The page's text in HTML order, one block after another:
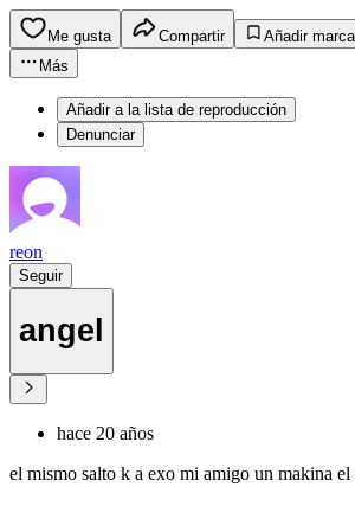
Me gusta Compartir
Añadir
Más
Añadir a la lista de reproducción
Denunciar
reon
Seguir
angel
hace 20 años
el mismo salto k a exo mi amigo un makina